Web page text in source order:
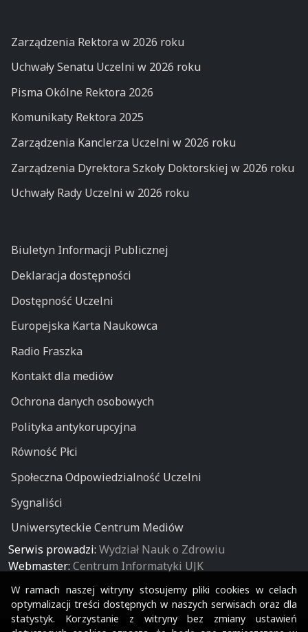
Zarządzenia Rektora w 2026 roku
Uchwały Senatu Uczelni w 2026 roku
Pisma Okólne Rektora 2026
Komunikaty Rektora 2025
Zarządzenia Kanclerza Uczelni w 2026 roku
Zarządzenia Dyrektora Szkoły Doktorskiej w 2026 roku
Uchwały Rady Uczelni w 2026 roku
Biuletyn Informacji Publicznej
Deklaracja dostępności
Dostępność Uczelni
Europejska Karta Naukowca
Radio Fraszka
Kontakt dla mediów
Ochrona danych osobowych
Polityka antykorupcyjna
Równość Płci
Społeczna Odpowiedzialność Uczelni
Sygnaliści
Uniwersyteckie Centrum Mediów
Serwis prowadzi: Wydział Nauk o Zdrowiu
Webmaster: Centrum Informatyki UJK
W ramach naszej witryny stosujemy pliki cookies w celach
optymalizacji treści dostępnych w naszych serwisach oraz dla
statystyk. Korzystanie z witryny bez zmiany ustawień